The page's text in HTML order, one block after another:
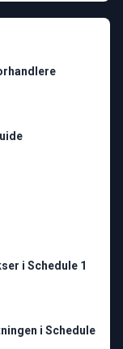
i Schedule 1
i Schedule